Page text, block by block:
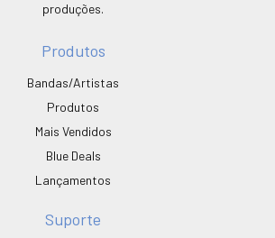
produções.
Produtos
Bandas/Artistas
Produtos
Mais Vendidos
Blue Deals
Lançamentos
Suporte